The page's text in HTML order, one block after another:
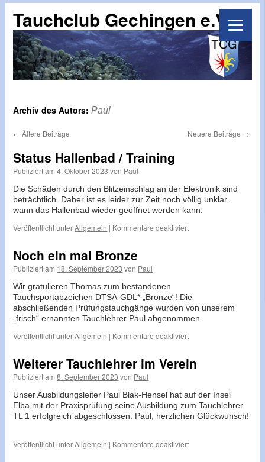
Tauchclub Gechingen e.V.
Archiv des Autors:Paul
← Ältere Beiträge Neuere Beiträge →
Status Hallenbad / Training
Publiziert am 4. Oktober 2023 von Paul
Die Schäden durch den Blitzeinschlag an der Elektronik sind
beträchtlich. Daher ist es leider zur Zeit noch völlig unklar,
wann das Hallenbad wieder geöffnet werden kann.
Veröffentlicht unter Allgemein | Kommentare deaktiviertfür
Noch ein mal Bronze
Publiziert am 18. September 2023 von Paul
Wir gratulieren Thomas zum bestandenen
Tauchsportabzeichen DTSA-GDL* „Bronze“! Die
abschließenden Prüfungstauchgänge wurden von unserem
„frisch“ ernannten Tauchlehrer Paul abgenommen.
Veröffentlicht unter Allgemein | Kommentare deaktiviertfür
mal
Weiterer Tauchlehrer im Verein
Publiziert am 8. September 2023 von Paul
Unser Ausbildungsleiter Paul Blak-Hensel hat auf der Insel
Elba mit der Praxisprüfung seine Ausbildung zum Tauchlehrer
TL 1 erfolgreich abgeschlossen. Paul, herzlichen Glückwunsch!
Veröffentlicht unter Allgemein | Kommentare deaktiviertfür